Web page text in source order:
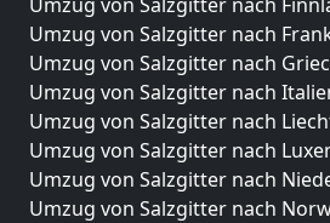
Umzug von Salzgitter nach
Umzug von Salzgitter nach
Umzug von Salzgitter nach
Umzug von Salzgitter nach
Umzug von Salzgitter nach
Umzug von Salzgitter nach
Umzug von Salzgitter nach